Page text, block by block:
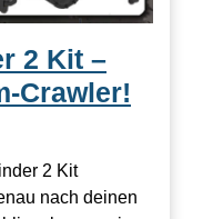
2 Kit –
Crawler!
2 Kit
nach deinen